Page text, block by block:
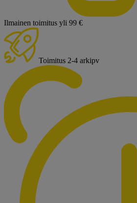
Ilmainen toimitus yli 99 €
Toimitus 2-4 arkipv